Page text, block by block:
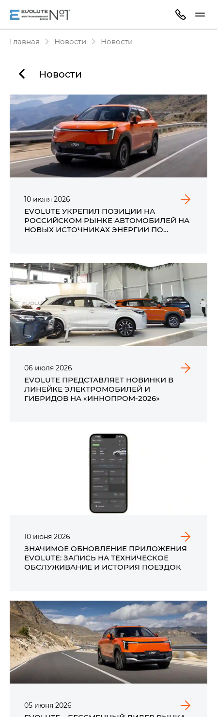
Главная Новости Новости
Новости
10 июля 2026
EVOLUTE УКРЕПИЛ ПОЗИЦИИ НА
РОССИЙСКОМ РЫНКЕ АВТОМОБИЛЕЙ НА
НОВЫХ ИСТОЧНИКАХ ЭНЕРГИИ ПО
06 июля 2026
EVOLUTE ПРЕДСТАВЛЯЕТ НОВИНКИ В
ЛИНЕЙКЕ ЭЛЕКТРОМОБИЛЕЙ И
ГИБРИДОВ НА «ИННОПРОМ-2026»
10 июня 2026
ЗНАЧИМОЕ ОБНОВЛЕНИЕ ПРИЛОЖЕНИЯ
EVOLUTE: ЗАПИСЬ НА ТЕХНИЧЕСКОЕ
ОБСЛУЖИВАНИЕ И ИСТОРИЯ ПОЕЗДОК
05 июня 2026